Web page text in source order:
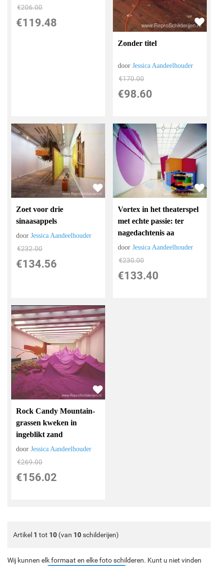
€206.00
€119.48
Zonder titel
doorJessica Aandeelhouder
€170.00
€98.60
Zoet voor drie
sinaasappels
doorJessica Aandeelhouder
€232.00
€134.56
Vortex in het theaterspel
met echte passie: ter
nagedachtenis aa
doorJessica Aandeelhouder
€230.00
€133.40
Rock Candy Mountain-
grassen kweken in
ingeblikt zand
doorJessica Aandeelhouder
€269.00
€156.02
Artikel 1 tot 10 (van 10schilderijen)
Wij kunnen elk formaat en elke foto schilderen. Kunt u niet vinden